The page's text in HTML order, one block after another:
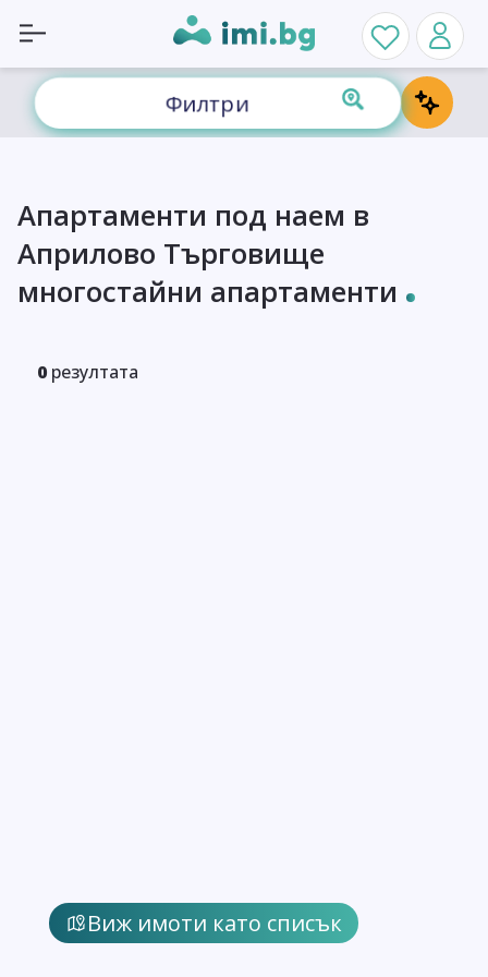
Филтри
Виж имоти като списък
Апартаменти под наем в
Априлово Търговище
многостайни апартаменти
0 резултата